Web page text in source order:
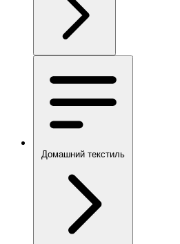
Домашний текстиль